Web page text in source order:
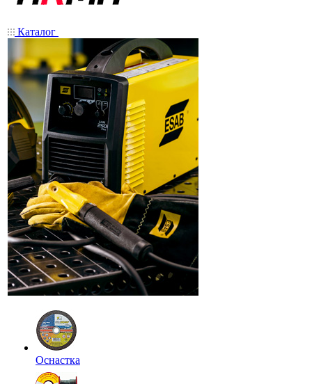
Каталог
Оснастка